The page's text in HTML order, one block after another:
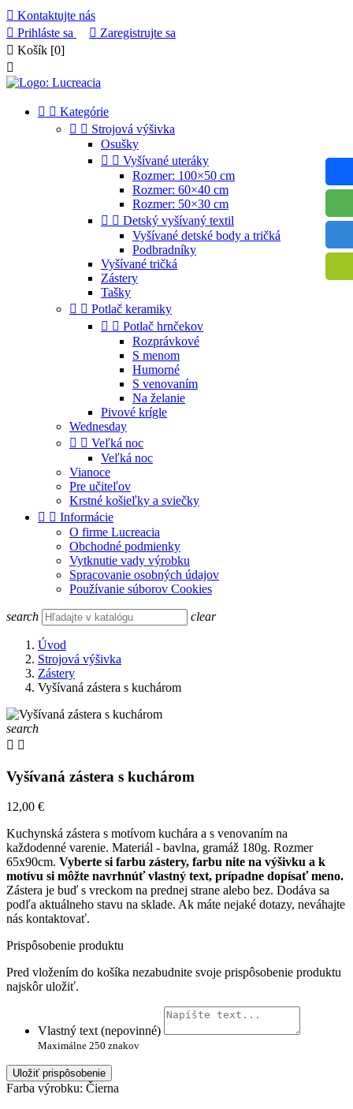
 Kontaktujte nás
 Prihláste sa  Zaregistrujte sa
 Košík [0]

  Kategórie
  Strojová výšivka
Osušky
  Vyšívané uteráky
Rozmer: 100×50 cm
Rozmer: 60×40 cm
Rozmer: 50×30 cm
  Detský vyšívaný textil
Vyšívané detské body a tričká
Podbradníky
Vyšívané tričká
Zástery
Tašky
  Potlač keramiky
  Potlač hrnčekov
Rozprávkové
S menom
Humorné
S venovaním
Na želanie
Pivové krígle
Wednesday
  Veľká noc
Veľká noc
Vianoce
Pre učiteľov
Krstné košieľky a sviečky
  Informácie
O firme Lucreacia
Obchodné podmienky
Vytknutie vady výrobku
Spracovanie osobných údajov
Používanie súborov Cookies
search clear
Úvod
Strojová výšivka
Zástery
Vyšívaná zástera s kuchárom
search
 
Vyšívaná zástera s kuchárom
12,00 €
Kuchynská zástera s motívom kuchára a s venovaním na
každodenné varenie. Materiál - bavlna, gramáž 180g. Rozmer
65x90cm. Vyberte si farbu zástery, farbu nite na výšivku a k
motívu si môžte navrhnúť vlastný text, prípadne dopísať meno.
Zástera je buď s vreckom na prednej strane alebo bez. Dodáva sa
podľa aktuálneho stavu na sklade. Ak máte nejaké dotazy, neváhajte
nás kontaktovať.
Prispôsobenie produktu
Pred vložením do košíka nezabudnite svoje prispôsobenie produktu
najskôr uložiť.
Vlastný text (nepovinné)
Maximálne 250 znakov
Uložiť prispôsobenie
Farba výrobku: Čierna